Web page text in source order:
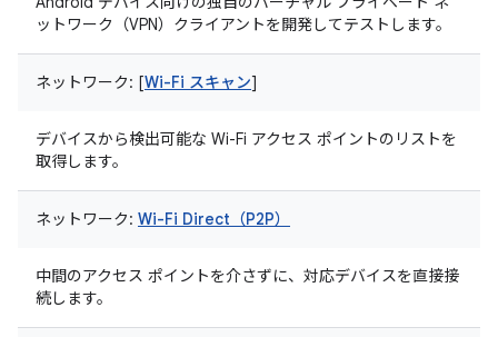
ットワーク（VPN）クライアントを開発してテストします。
ネットワーク: [Wi-Fi スキャン]
デバイスから検出可能な Wi-Fi アクセス ポイントのリストを
取得します。
ネットワーク: Wi-Fi Direct（P2P）
中間のアクセス ポイントを介さずに、対応デバイスを直接接
続します。